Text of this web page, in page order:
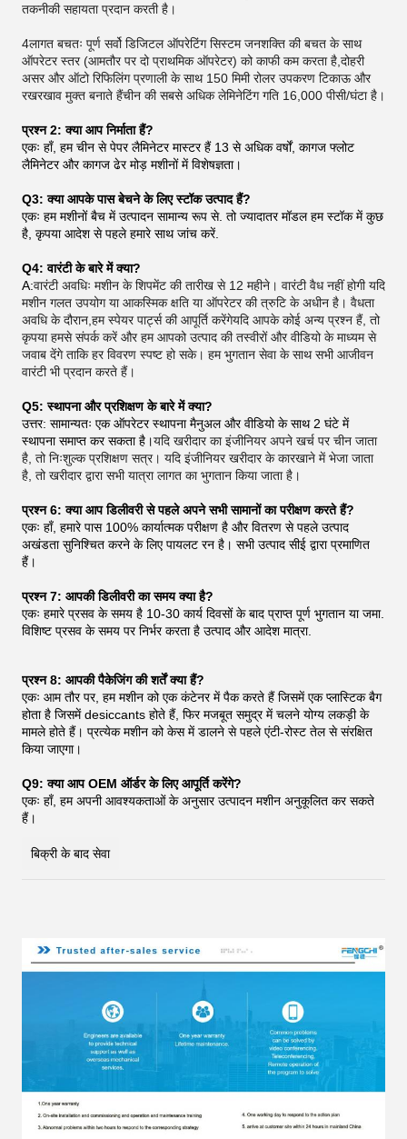
तकनीकी सहायता प्रदान करती है।
4लागत बचतः पूर्ण सर्वो डिजिटल ऑपरेटिंग सिस्टम जनशक्ति की बचत के साथ
ऑपरेटर स्तर (आमतौर पर दो प्राथमिक ऑपरेटर) को काफी कम करता है,दोहरी
असर और ऑटो रिफिलिंग प्रणाली के साथ 150 मिमी रोलर उपकरण टिकाऊ और
रखरखाव मुक्त बनाते हैंचीन की सबसे अधिक लेमिनेटिंग गति 16,000 पीसी/घंटा है।
प्रश्न 2: क्या आप निर्माता हैं?
एकः हाँ, हम चीन से पेपर लैमिनेटर मास्टर हैं 13 से अधिक वर्षों, कागज फ्लोट
लैमिनेटर और कागज ढेर मोड़ मशीनों में विशेषज्ञता।
Q3: क्या आपके पास बेचने के लिए स्टॉक उत्पाद हैं?
एकः हम मशीनों बैच में उत्पादन सामान्य रूप से. तो ज्यादातर मॉडल हम स्टॉक में कुछ
है, कृपया आदेश से पहले हमारे साथ जांच करें.
Q4: वारंटी के बारे में क्या?
A:वारंटी अवधिः मशीन के शिपमेंट की तारीख से 12 महीने। वारंटी वैध नहीं होगी यदि
मशीन गलत उपयोग या आकस्मिक क्षति या ऑपरेटर की त्रुटि के अधीन है। वैधता
अवधि के दौरान,हम स्पेयर पार्ट्स की आपूर्ति करेंगेयदि आपके कोई अन्य प्रश्न हैं, तो
कृपया हमसे संपर्क करें और हम आपको उत्पाद की तस्वीरों और वीडियो के माध्यम से
जवाब देंगे ताकि हर विवरण स्पष्ट हो सके। हम भुगतान सेवा के साथ सभी आजीवन
वारंटी भी प्रदान करते हैं।
Q5: स्थापना और प्रशिक्षण के बारे में क्या?
उत्तर: सामान्यतः एक ऑपरेटर स्थापना मैनुअल और वीडियो के साथ 2 घंटे में
स्थापना समाप्त कर सकता है।यदि खरीदार का इंजीनियर अपने खर्च पर चीन जाता
है, तो निःशुल्क प्रशिक्षण सत्र। यदि इंजीनियर खरीदार के कारखाने में भेजा जाता
है, तो खरीदार द्वारा सभी यात्रा लागत का भुगतान किया जाता है।
प्रश्न 6: क्या आप डिलीवरी से पहले अपने सभी सामानों का परीक्षण करते हैं?
एकः हाँ, हमारे पास 100% कार्यात्मक परीक्षण है और वितरण से पहले उत्पाद
अखंडता सुनिश्चित करने के लिए पायलट रन है। सभी उत्पाद सीई द्वारा प्रमाणित
हैं।
प्रश्न 7: आपकी डिलीवरी का समय क्या है?
एकः हमारे प्रसव के समय है 10-30 कार्य दिवसों के बाद प्राप्त पूर्ण भुगतान या जमा.
विशिष्ट प्रसव के समय पर निर्भर करता है उत्पाद और आदेश मात्रा.
प्रश्न 8: आपकी पैकेजिंग की शर्तें क्या हैं?
एकः आम तौर पर, हम मशीन को एक कंटेनर में पैक करते हैं जिसमें एक प्लास्टिक बैग
होता है जिसमें desiccants होते हैं, फिर मजबूत समुद्र में चलने योग्य लकड़ी के
मामले होते हैं। प्रत्येक मशीन को केस में डालने से पहले एंटी-रोस्ट तेल से संरक्षित
किया जाएगा।
Q9: क्या आप OEM ऑर्डर के लिए आपूर्ति करेंगे?
एकः हाँ, हम अपनी आवश्यकताओं के अनुसार उत्पादन मशीन अनुकूलित कर सकते
हैं।
बिक्री के बाद सेवा